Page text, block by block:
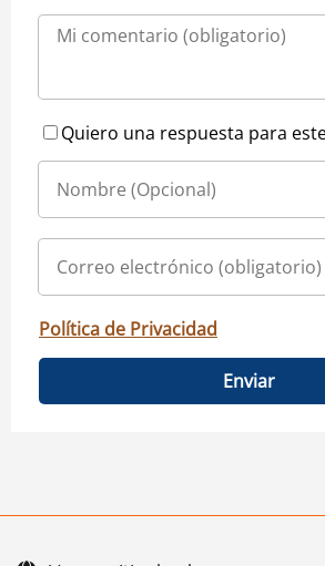
Quiero una respuesta para
Política de Privacidad
Enviar